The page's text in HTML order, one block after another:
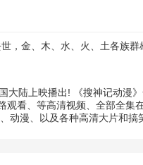
金、木、水、火、土各族
大陆上映播出! 《搜神记动漫
看、等高清视频、全部全集
动漫、以及各种高清大片和搞